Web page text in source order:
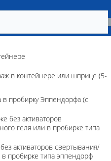
герметичном пакете
в контейнере или шприце (5-
в пробирку Эппендорфа (с
без активаторов
геля или в пробирке типа
активаторов свертывания/
пробирке типа эппендорф